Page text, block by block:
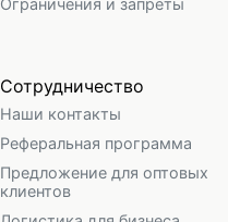
Сотрудничество
Наши контакты
Реферальная программа
Предложение для оптовых
клиентов